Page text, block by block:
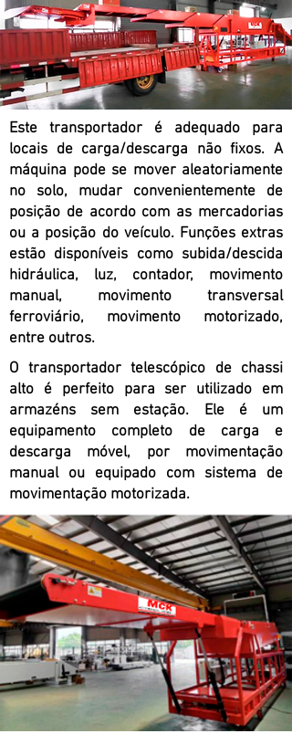
Este transportador é adequado para
locais de carga/descarga não fixos. A
máquina pode se mover aleatoriamente
no solo, mudar convenientemente de
posição de acordo com as mercadorias
ou a posição do veículo. Funções extras
estão disponíveis como subida/descida
hidráulica, luz, contador, movimento
manual, movimento transversal
ferroviário, movimento motorizado,
entre outros.
O transportador telescópico de chassi
alto é perfeito para ser utilizado em
armazéns sem estação. Ele é um
equipamento completo de carga e
descarga móvel, por movimentação
manual ou equipado com sistema de
movimentação motorizada.